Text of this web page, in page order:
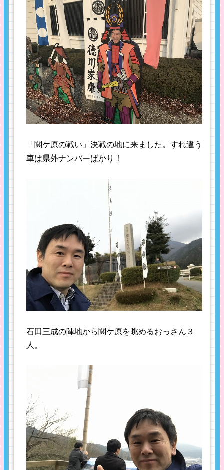
「関ケ原の戦い」決戦の地に来ました。すれ違う
車は県外ナンバーばかり！
石田三成の陣地から関ケ原を眺めるおっさん３
人。